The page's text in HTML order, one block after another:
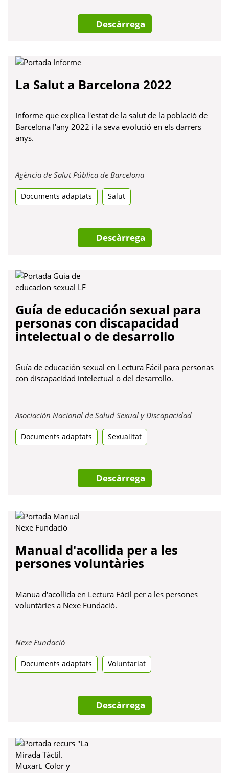
Descàrrega
La Salut a Barcelona 2022
Informe que explica l'estat de la salut de la població de
Barcelona l'any 2022 i la seva evolució en els darrers
anys.
Agència de Salut Pública de BarcelonaObre
Documents adaptats Salut
Descàrrega
Guía de educación sexual para
personas con discapacidad
intelectual o de desarrollo
Guía de educación sexual en Lectura Fácil para personas
con discapacidad intelectual o del desarrollo.
Asociación Nacional de Salud Sexual y DiscapacidadObre
Documents adaptats Sexualitat
Descàrrega
Manual d'acollida per a les
persones voluntàries
Manua d'acollida en Lectura Fàcil per a les persones
voluntàries a Nexe Fundació.
Nexe FundacióObre
una
pestanya
Documents adaptats Voluntariat
Descàrrega